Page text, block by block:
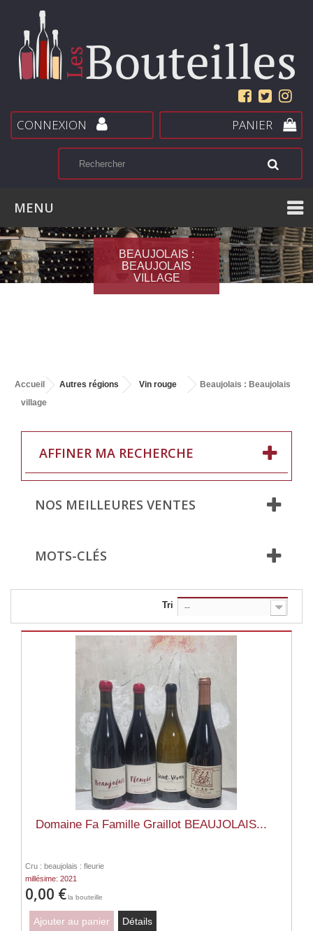
PANIER
CONNEXION
MENU
BEAUJOLAIS :
BEAUJOLAIS
VILLAGE
Accueil Autres régions Vin rouge
Beaujolais : Beaujolais
village
AFFINER MA RECHERCHE
NOS MEILLEURES VENTES
MOTS-CLÉS
Tri --
Domaine Fa Famille Graillot BEAUJOLAIS...
Cru : beaujolais : fleurie
millésime: 2021
0,00 €la bouteille
Ajouter au panier Détails